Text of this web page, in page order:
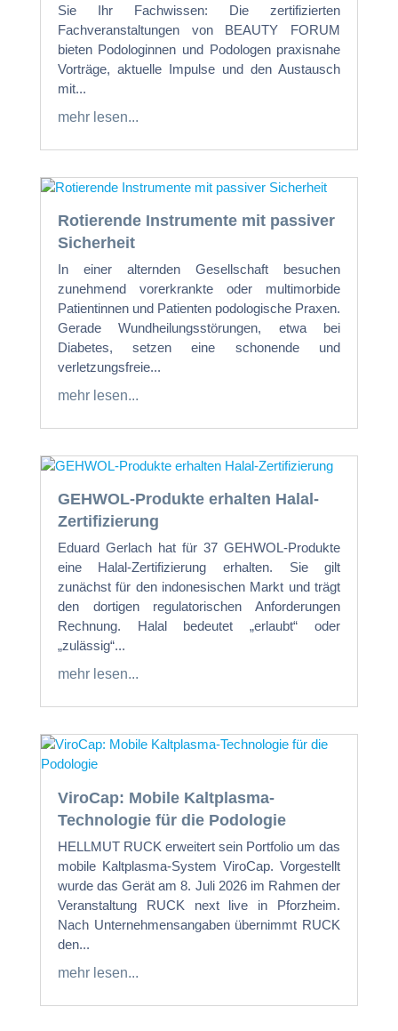
Sie Ihr Fachwissen: Die zertifizierten
Fachveranstaltungen von BEAUTY FORUM
bieten Podologinnen und Podologen praxisnahe
Vorträge, aktuelle Impulse und den Austausch
mit...
mehr lesen...
Rotierende Instrumente mit passiver
Sicherheit
In einer alternden Gesellschaft besuchen
zunehmend vorerkrankte oder multimorbide
Patientinnen und Patienten podologische Praxen.
Gerade Wundheilungsstörungen, etwa bei
Diabetes, setzen eine schonende und
verletzungsfreie...
mehr lesen...
GEHWOL-Produkte erhalten Halal-
Zertifizierung
Eduard Gerlach hat für 37 GEHWOL-Produkte
eine Halal-Zertifizierung erhalten. Sie gilt
zunächst für den indonesischen Markt und trägt
den dortigen regulatorischen Anforderungen
Rechnung. Halal bedeutet „erlaubt“ oder
„zulässig“...
mehr lesen...
ViroCap: Mobile Kaltplasma-
Technologie für die Podologie
HELLMUT RUCK erweitert sein Portfolio um das
mobile Kaltplasma-System ViroCap. Vorgestellt
wurde das Gerät am 8. Juli 2026 im Rahmen der
Veranstaltung RUCK next live in Pforzheim.
Nach Unternehmensangaben übernimmt RUCK
den...
mehr lesen...